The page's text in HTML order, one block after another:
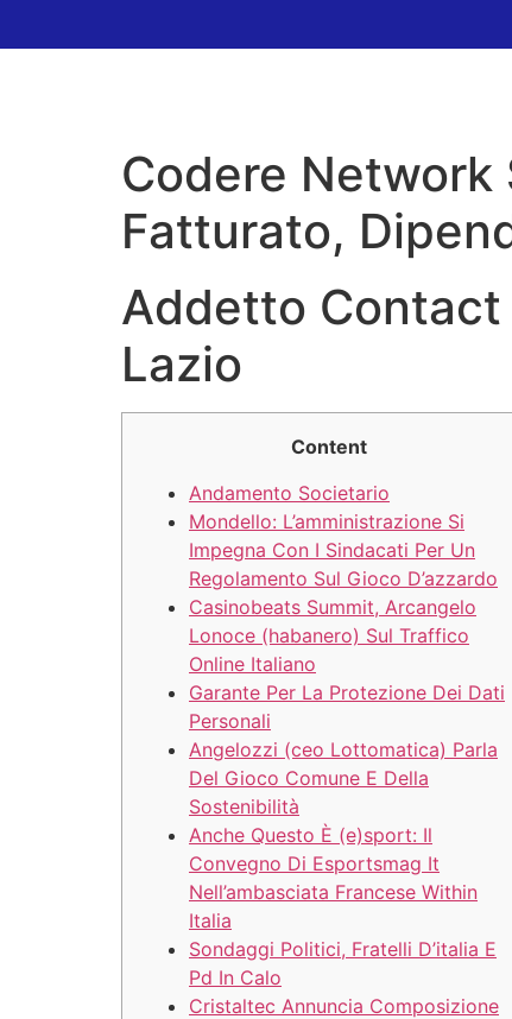
Codere Network
Fatturato,
Addetto Contact
Lazio
Content
Andamento Societario
Mondello: L’amministrazione Si
Impegna Con I Sindacati Per Un
Regolamento Sul Gioco D’azzardo
Casinobeats Summit, Arcangelo
Lonoce (habanero) Sul Traffico
Online Italiano
Garante Per La Protezione Dei Dati
Personali
Angelozzi (ceo Lottomatica) Parla
Del Gioco Comune E Della
Sostenibilità
Anche Questo È (e)sport: Il
Convegno Di Esportsmag It
Nell’ambasciata Francese Within
Italia
Sondaggi Politici, Fratelli D’italia E
Pd In Calo
Cristaltec Annuncia Composizione